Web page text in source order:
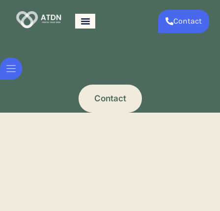
Contact
Contact